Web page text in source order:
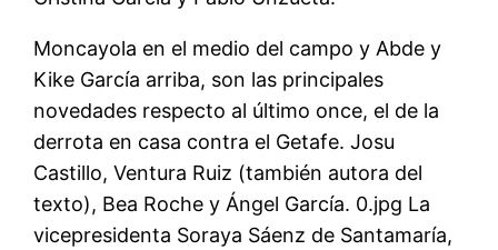
Moncayola en el medio del campo y Abde y
Kike García arriba, son las principales
novedades respecto al último once, el de la
derrota en casa contra el Getafe. Josu
Castillo, Ventura Ruiz (también autora del
texto), Bea Roche y Ángel García. 0.jpg La
vicepresidenta Soraya Sáenz de Santamaría,